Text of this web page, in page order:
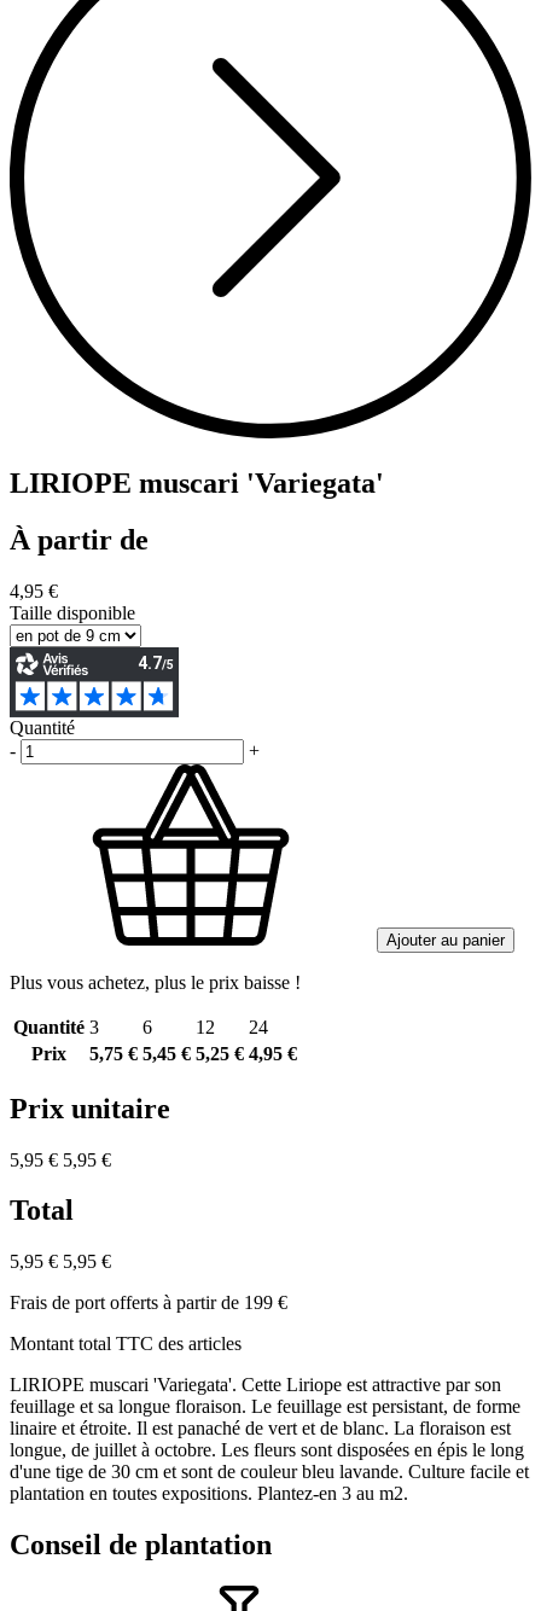
LIRIOPE muscari 'Variegata'
À partir de
4,95 €
Taille disponible
Quantité
-
+
Ajouter au panier
Plus vous achetez, plus le prix baisse !
Quantité 3 6 12
24
Prix
5,75 € 5,45 € 5,25 € 4,95 €
Prix unitaire
5,95 € 5,95 €
Total
5,95 € 5,95 €
Frais de port offerts à partir de 199 €
Montant total TTC des articles
LIRIOPE muscari 'Variegata'. Cette Liriope est attractive par son
feuillage et sa longue floraison. Le feuillage est persistant, de forme
linaire et étroite. Il est panaché de vert et de blanc. La floraison est
longue, de juillet à octobre. Les fleurs sont disposées en épis le long
d'une tige de 30 cm et sont de couleur bleu lavande. Culture facile et
plantation en toutes expositions. Plantez-en 3 au m2.
Conseil de plantation